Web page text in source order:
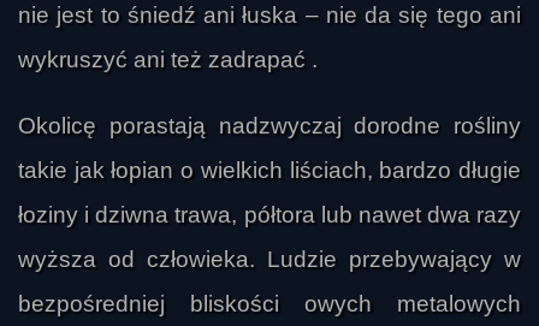
nie jest to śniedź ani łuska – nie da się tego ani
wykruszyć ani też zadrapać .
Okolicę porastają nadzwyczaj dorodne rośliny
takie jak łopian o wielkich liściach, bardzo długie
łoziny i dziwna trawa, półtora lub nawet dwa razy
wyższa od człowieka. Ludzie przebywający w
bezpośredniej bliskości owych metalowych